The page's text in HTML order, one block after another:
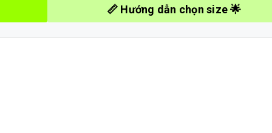
📏 Hướng dẫn chọn size 🌟